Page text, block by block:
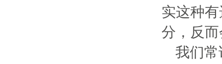
实这种
分，反
我们